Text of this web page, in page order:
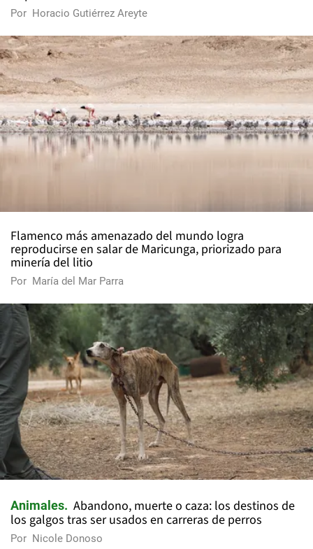
Por Horacio Gutiérrez Areyte
Flamenco más amenazado del mundo logra
reproducirse en salar de Maricunga, priorizado para
minería del litio
Por María del Mar Parra
Animales
Abandono, muerte o caza: los destinos de
los galgos tras ser usados en carreras de perros
Por Nicole Donoso